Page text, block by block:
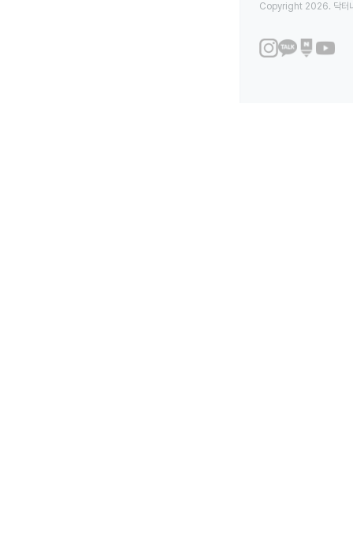
Copyright 2026. 닥터